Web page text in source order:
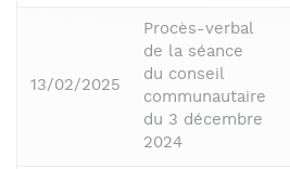
13/02/2025
Procès-verbal
de la séance
du conseil
communautaire
du 3 décembre
2024